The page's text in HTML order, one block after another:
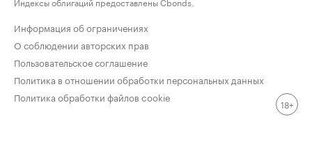
Информация об ограничениях
О соблюдении авторских прав
Пользовательское соглашение
Политика в отношении обработки персональных данных
Политика обработки файлов cookie
18+